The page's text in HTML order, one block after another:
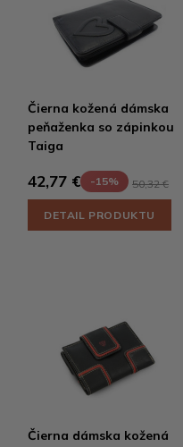
Čierna kožená dámska
peňaženka so zápinkou
Taiga
42,77 € -15% 50,32 €
DETAIL PRODUKTU
Čierna dámska kožená